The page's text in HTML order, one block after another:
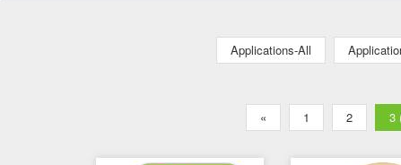
Applications-All
« 1 2 3